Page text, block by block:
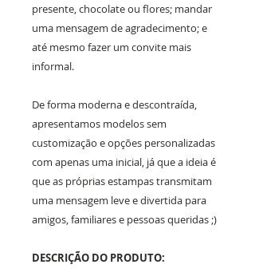
presente, chocolate ou flores; mandar
uma mensagem de agradecimento; e
até mesmo fazer um convite mais
informal.
De forma moderna e descontraída,
apresentamos modelos sem
customização e opções personalizadas
com apenas uma inicial, já que a ideia é
que as próprias estampas transmitam
uma mensagem leve e divertida para
amigos, familiares e pessoas queridas ;)
DESCRIÇÃO DO PRODUTO: